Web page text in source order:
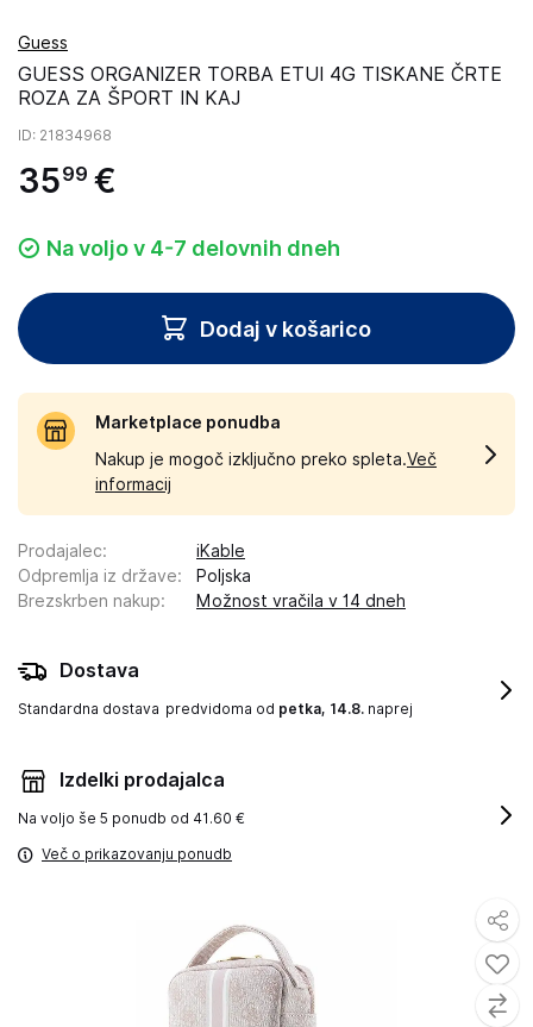
Guess
GUESS ORGANIZER TORBA ETUI 4G TISKANE ČRTE
ROZA ZA ŠPORT IN KAJ
ID: 21834968
3599 €
Na voljo v 4-7 delovnih dneh
Dodaj v košarico
Marketplace ponudba
Nakup je mogoč izključno preko spleta.Več
informacij
Prodajalec:
iKable
Odpremlja iz države:
Poljska
Brezskrben nakup: Možnost vračila v 14 dneh
Dostava
Standardna dostava predvidoma od petka, 14.8. naprej
Izdelki prodajalca
Na voljo še 5 ponudb od 41.60 €
Več o prikazovanju ponudb